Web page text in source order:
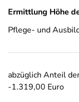
Ermittlung Höhe
Pflege- und
abzüglich Anteil
-1.319,00 Euro